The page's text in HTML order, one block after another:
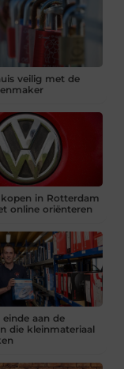
veilig met de
in Rotterdam
online oriënteren
einde aan de
die kleinmateriaal